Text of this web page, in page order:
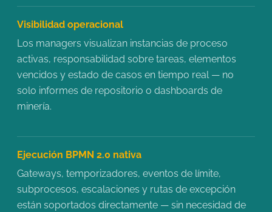
Visibilidad operacional
Los managers visualizan instancias de proceso
activas, responsabilidad sobre tareas, elementos
vencidos y estado de casos en tiempo real — no
solo informes de repositorio o dashboards de
minería.
Ejecución BPMN 2.0 nativa
Gateways, temporizadores, eventos de límite,
subprocesos, escalaciones y rutas de excepción
están soportados directamente — sin necesidad de